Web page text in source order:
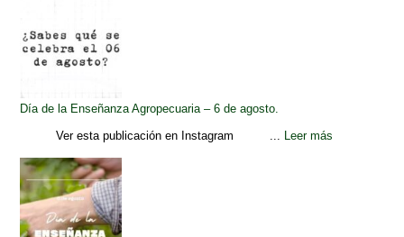
Día de la Enseñanza Agropecuaria – 6 de agosto.
Ver esta publicación en Instagram ...
Leer más